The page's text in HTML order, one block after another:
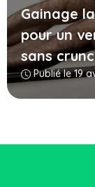
Gainage
pour un
sans
Publié le 19